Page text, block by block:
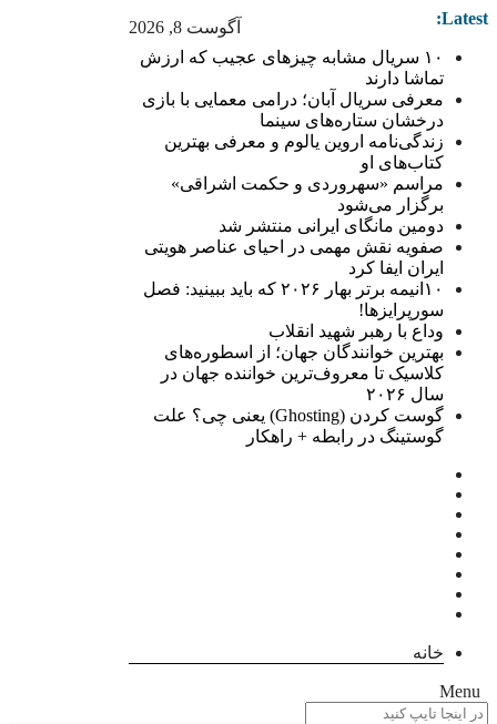
آگوست 8, 2026 Latest:
۱۰ سریال مشابه چیزهای عجیب که ارزش
تماشا دارند
معرفی سریال آبان؛ درامی معمایی با بازی
درخشان ستاره‌های سینما
زندگی‌نامه اروین یالوم و معرفی بهترین
کتاب‌های او
مراسم «سهروردی و حکمت اشراقی»
برگزار می‌شود
دومین مانگای ایرانی منتشر شد
صفویه نقش مهمی در احیای عناصر هویتی
ایران ایفا کرد
۱۰انیمه برتر بهار ۲۰۲۶ که باید ببینید: فصل
سورپرایزها!
وداع با رهبر شهید انقلاب
بهترین خوانندگان جهان؛ از اسطوره‌های
کلاسیک تا معروف‌ترین خواننده جهان در
سال ۲۰۲۶
گوست کردن (Ghosting) یعنی چی؟ علت
گوستینگ در رابطه + راهکار
خانه
Menu